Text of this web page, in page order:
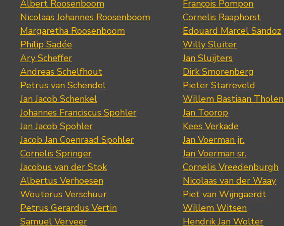
Albert Roosenboom
Nicolaas Johannes Roosenboom
Margaretha Roosenboom
Philip Sadée
Ary Scheffer
Andreas Schelfhout
Petrus van Schendel
Jan Jacob Schenkel
Johannes Franciscus Spohler
Jan Jacob Spohler
Jacob Jan Coenraad Spohler
Cornelis Springer
Jacobus van der Stok
Albertus Verhoesen
Wouterus Verschuur
Petrus Gerardus Vertin
Samuel Verveer
François Pompon
Cornelis Raaphorst
Edouard Marcel Sandoz
Willy Sluiter
Jan Sluijters
Dirk Smorenberg
Pieter Starreveld
Willem Bastiaan Tholen
Jan Toorop
Kees Verkade
Jan Voerman jr.
Jan Voerman sr.
Cornelis Vreedenburgh
Nicolaas van der Waay
Piet van Wijngaerdt
Willem Witsen
Hendrik Jan Wolter